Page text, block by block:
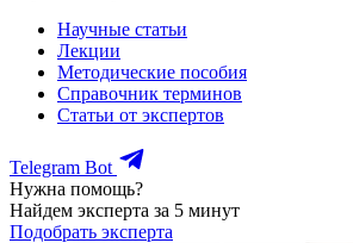
Научные статьи
Лекции
Методические пособия
Справочник терминов
Статьи от экспертов
Telegram Bot
Нужна помощь?
Найдем эксперта за 5 минут
Подобрать эксперта